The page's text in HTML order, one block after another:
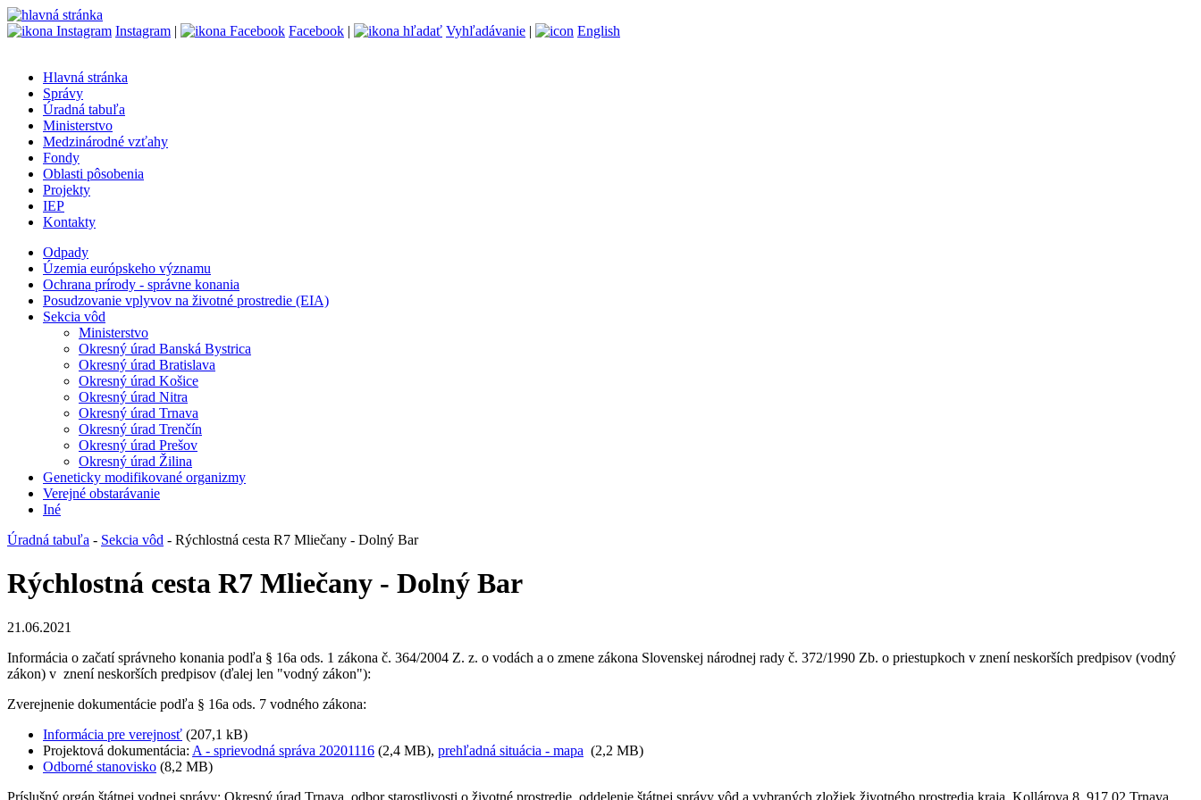
Instagram | Facebook | Vyhľadávanie | English
Hlavná stránka
Správy
Úradná tabuľa
Ministerstvo
Medzinárodné vzťahy
Fondy
Oblasti pôsobenia
Projekty
IEP
Kontakty
Odpady
Územia európskeho významu
Ochrana prírody - správne konania
Posudzovanie vplyvov na životné prostredie (EIA)
Sekcia vôd
Ministerstvo
Okresný úrad Banská Bystrica
Okresný úrad Bratislava
Okresný úrad Košice
Okresný úrad Nitra
Okresný úrad Trnava
Okresný úrad Trenčín
Okresný úrad Prešov
Okresný úrad Žilina
Geneticky modifikované organizmy
Verejné obstarávanie
Iné
Úradná tabuľa - Sekcia vôd - Rýchlostná cesta R7 Mliečany - Dolný Bar
Rýchlostná cesta R7 Mliečany - Dolný Bar
21.06.2021
Informácia o začatí správneho konania podľa § 16a ods. 1 zákona č. 364/2004 Z. z. o vodách a o zmene zákona Slovenskej národnej rady č. 372/1990 Zb. o priestupkoch v znení neskorších predpisov (vodný
zákon) v znení neskorších predpisov (ďalej len "vodný zákon"):
Zverejnenie dokumentácie podľa § 16a ods. 7 vodného zákona:
Informácia pre verejnosť (207,1 kB)
Projektová dokumentácia: A - sprievodná správa 20201116 (2,4 MB), prehľadná situácia - mapa (2,2 MB)
Odborné stanovisko (8,2 MB)
Príslušný orgán štátnej vodnej správy: Okresný úrad Trnava, odbor starostlivosti o životné prostredie, oddelenie štátnej správy vôd a vybraných zložiek životného prostredia kraja, Kollárova 8, 917 02 Trnava